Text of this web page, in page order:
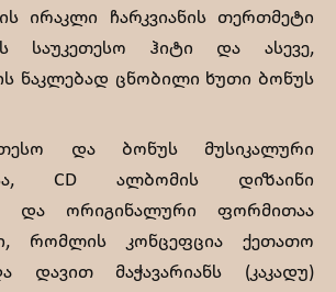
ირაკლი ჩარკვიანის თერთმეტი
საუკეთესო ჰიტი და ასევე,
ნაკლებად ცნობილი ხუთი ბონუს
და ბონუს მუსიკალური
CD ალბომის დიზაინი
და ორიგინალური ფორმითაა
რომლის კონცეფცია ქეთათო
დავით მაჭავარიანს (კაკადუ)